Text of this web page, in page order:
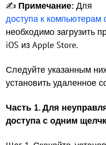
✍ Примечание: Для
доступа к компьютерам
необходимо загрузить
iOS из Apple Store.
Следуйте указанным
установить удаленное
Часть 1. Для
доступа с одним